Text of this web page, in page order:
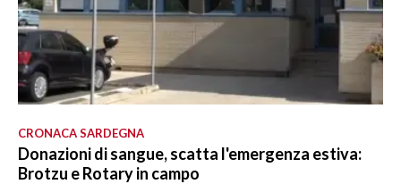
CRONACA SARDEGNA
Donazioni di sangue, scatta l'emergenza estiva:
Brotzu e Rotary in campo